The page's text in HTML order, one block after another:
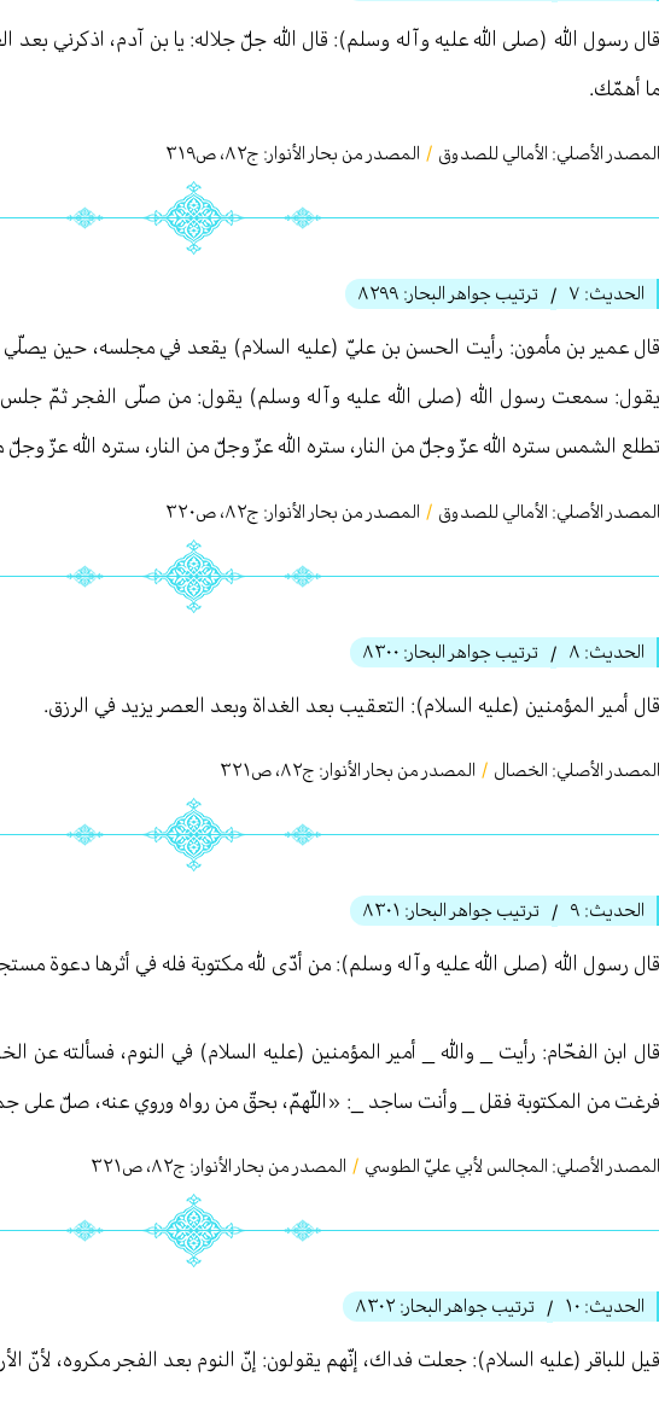
رسول الله (صلى الله عليه وآله وسلم): قال الله جلّ جلاله: يا بن آدم، اذكرني بعد
أهمّك.
الأصلي: الأمالي للصدوق / المصدر من بحار الأنوار: ج٨٢، ص٣١٩
الحديث: ٧ / ترتيب جواهر البحار: ٨٢٩٩
عمیر بن مأمون: رأيت الحسن بن عليّ (عليه السلام) يقعد في مجلسه، حين
سمعت رسول الله (صلى الله عليه وآله وسلم) يقول: من صلّى الفجر ثمّ
الشمس ستره الله عزّ وجلّ من النار، ستره الله عزّ وجلّ من النار، ستره الله عزّ وجلّ
الأصلي: الأمالي للصدوق / المصدر من بحار الأنوار: ج٨٢، ص٣٢٠
الحديث: ٨ / ترتيب جواهر البحار: ٨٣٠٠
أمير المؤمنين (عليه السلام): التعقيب بعد الغداة وبعد العصر يزيد في الرزق.
الأصلي: الخصال / المصدر من بحار الأنوار: ج٨٢، ص٣٢١
الحديث: ٩ / ترتيب جواهر البحار: ٨٣٠١
رسول الله (صلى الله عليه وآله وسلم): من أدّى لله مكتوبة فله في أثرها دعوة
ابن الفحّام: رأيت _ والله _ أمير المؤمنين (عليه السلام) في النوم، فسألته عن
من المكتوبة فقل _ وأنت ساجد _: «اللّهمّ، بحقّ من رواه وروي عنه، صلّ على
الأصلي: المجالس لأبي عليّ الطوسي / المصدر من بحار الأنوار: ج٨٢، ص٣٢١
الحديث: ١٠ / ترتيب جواهر البحار: ٨٣٠٢
للباقر (عليه السلام): جعلت فداك، إنّهم يقولون: إنّ النوم بعد الفجر مكروه، لأنّ